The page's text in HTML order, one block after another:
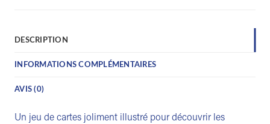
DESCRIPTION
INFORMATIONS COMPLÉMENTAIRES
AVIS (0)
Un jeu de cartes joliment illustré pour découvrir les